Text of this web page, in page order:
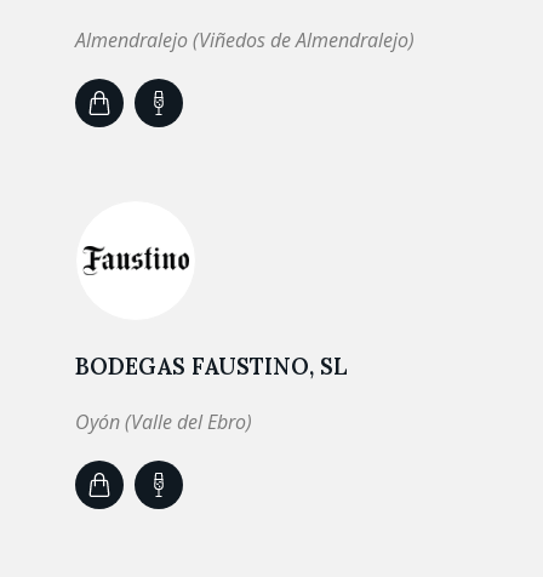
Almendralejo (Viñedos de Almendralejo)
BODEGAS FAUSTINO, SL
Oyón (Valle del Ebro)